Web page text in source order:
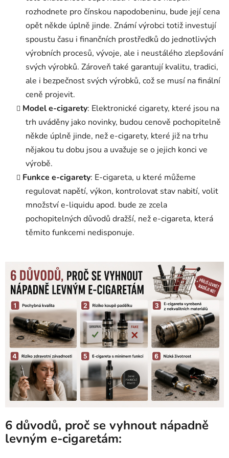
rozhodnete pro čínskou napodobeninu, bude její cena
opět někde úplně jinde. Známí výrobci totiž investují
spoustu času i finančních prostředků do jednotlivých
výrobních procesů, vývoje, ale i neustálého zlepšování
svých výrobků. Zároveň také garantují kvalitu, tradici,
ale i bezpečnost svých výrobků, což se musí na finální
ceně projevit.
Model e-cigarety: Elektronické cigarety, které jsou na
trh uváděny jako novinky, budou cenově pochopitelně
někde úplně jinde, než e-cigarety, které již na trhu
nějakou tu dobu jsou a uvažuje se o jejich konci ve
výrobě.
Funkce e-cigarety: E-cigareta, u které můžeme
regulovat napětí, výkon, kontrolovat stav nabití, volit
množství e-liquidu apod. bude ze zcela
pochopitelných důvodů dražší, než e-cigareta, která
těmito funkcemi nedisponuje.
6 důvodů, proč se vyhnout nápadně
levným e-cigaretám: